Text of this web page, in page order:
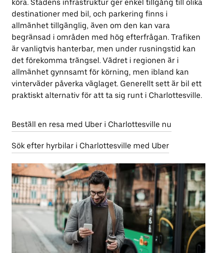
köra. Stadens infrastruktur ger enkel tillgång till olika
destinationer med bil, och parkering finns i
allmänhet tillgänglig, även om den kan vara
begränsad i områden med hög efterfrågan. Trafiken
är vanligtvis hanterbar, men under rusningstid kan
det förekomma trängsel. Vädret i regionen är i
allmänhet gynnsamt för körning, men ibland kan
vinterväder påverka väglaget. Generellt sett är bil ett
praktiskt alternativ för att ta sig runt i Charlottesville.
Beställ en resa med Uber i Charlottesville nu
Sök efter hyrbilar i Charlottesville med Uber